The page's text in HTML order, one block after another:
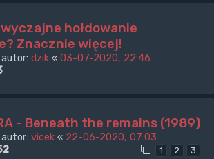
hołdowanie
Znacznie więcej!
dzik « 03-07-2020, 22:46
- Beneath the remains (1989)
vicek « 22-06-2020, 07:03
1 2 3